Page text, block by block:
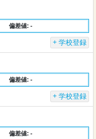
偏差値: -
学校登録
偏差値: -
学校登録
偏差値: -